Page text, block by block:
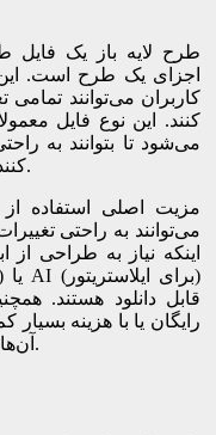
طرح لایه باز یک
اجزای یک طرح است.
کاربران می‌توانند تمامی
کنند. این نوع فایل
می‌شود تا بتوانند به
کنند و آن را به شکل دلخواه خود تنظیم کنند.
مزیت اصلی استفاده
می‌توانند به راحتی
اینکه نیاز به طراحی از
قابل دانلود هستند.
رایگان یا با هزینه
آن‌ها را از سایت‌ها و منابع مختلف دانلود کنند.